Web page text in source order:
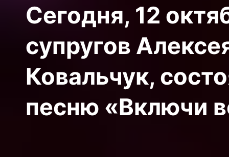
Сегодня, 12
супругов
Ковальчук,
песню «Включи